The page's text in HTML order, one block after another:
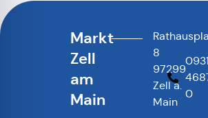
Markt
Zell
am
Main
8
97299
Zell a.
Main
0